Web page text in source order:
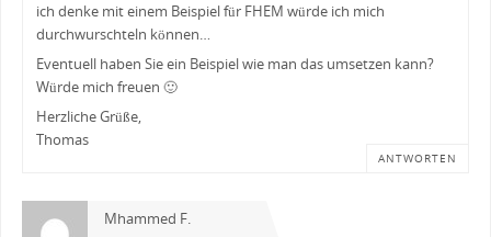
ich denke mit einem Beispiel für FHEM würde ich mich
durchwurschteln können…
Eventuell haben Sie ein Beispiel wie man das umsetzen kann?
Würde mich freuen 🙂
Herzliche Grüße,
Thomas
ANTWORTEN
Mhammed F.